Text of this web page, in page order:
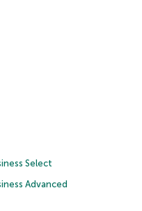
Select
Advanced